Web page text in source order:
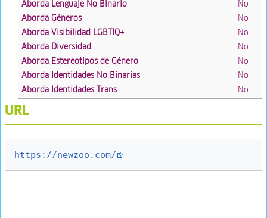
Aborda Lenguaje No Binario
No
Aborda Géneros
No
Aborda Visibilidad LGBTIQ+
No
Aborda Diversidad
No
Aborda Estereotipos de Género
No
Aborda Identidades No Binarias
No
Aborda Identidades Trans
No
URL
https://newzoo.com/